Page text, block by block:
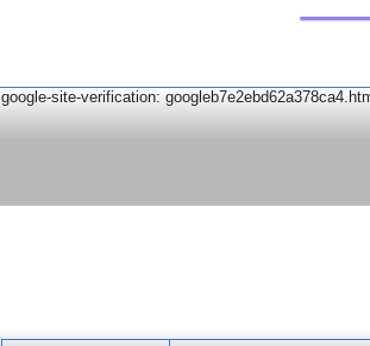
google-site-verification: